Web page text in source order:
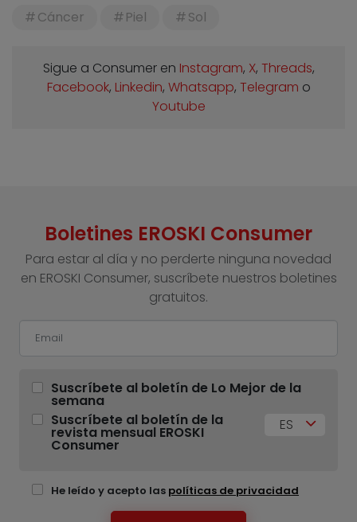
Cáncer Piel Sol
Sigue a Consumer en Instagram, X, Threads,
Facebook, Linkedin, Whatsapp, Telegram o
Youtube
Boletines EROSKI Consumer
Para estar al día y no perderte ninguna novedad
en EROSKI Consumer, suscríbete nuestros boletines
gratuitos.
Suscríbete al boletín de Lo Mejor de la
semana
Suscríbete al boletín de la
revista mensual EROSKI
Consumer
ES
He leído y acepto las políticas de privacidad